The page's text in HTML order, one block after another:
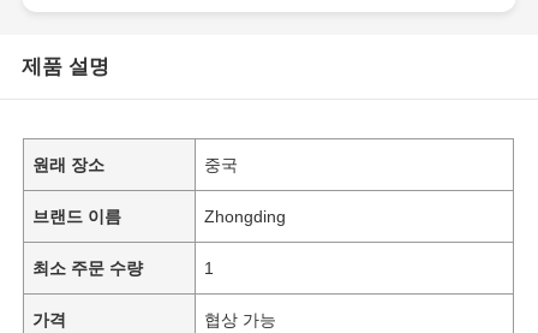
제품 설명
원래 장소 중국
브랜드 이름 Zhongding
최소 주문 수량 1
가격 협상 가능